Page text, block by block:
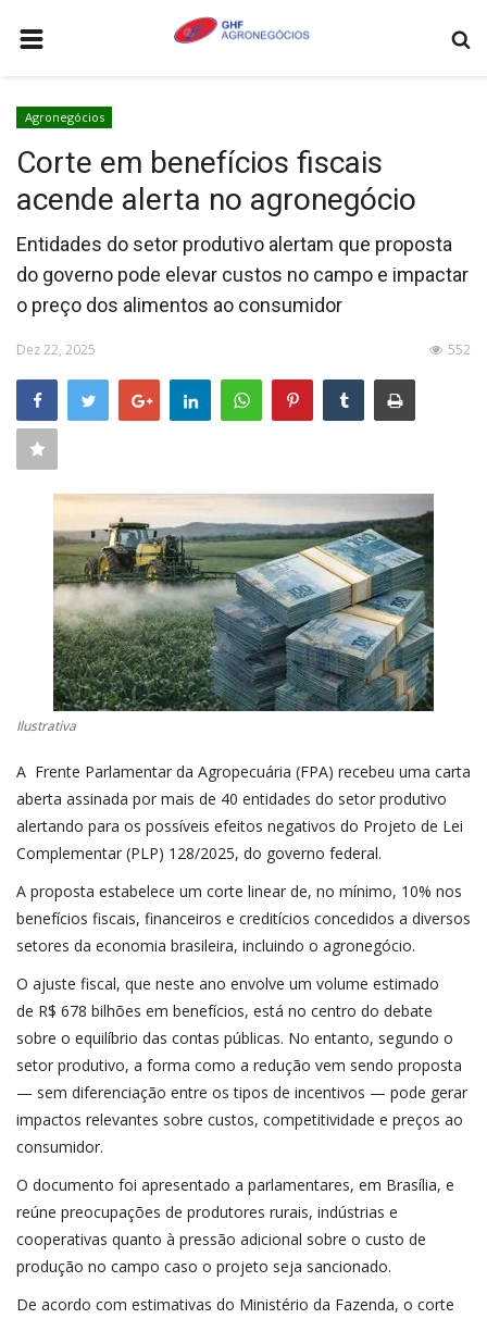
AGRONEGÓCIOS
LEILÕES
FEIRAS E EVENTOS
LOGÍSTICA
COTAÇÕES
COMO ANUNCIAR
COLUNISTA
QUEM SOMOS
CONTATO
REGISTO
Agronegócios
Corte em benefícios fiscais
acende alerta no agronegócio
Entidades do setor produtivo alertam que proposta
do governo pode elevar custos no campo e impactar
o preço dos alimentos ao consumidor
Dez 22, 2025 552
Ilustrativa
A Frente Parlamentar da Agropecuária (FPA) recebeu uma carta
aberta assinada por mais de 40 entidades do setor produtivo
alertando para os possíveis efeitos negativos do Projeto de Lei
Complementar (PLP) 128/2025, do governo federal.
A proposta estabelece um corte linear de, no mínimo, 10% nos
benefícios fiscais, financeiros e creditícios concedidos a diversos
setores da economia brasileira, incluindo o agronegócio.
O ajuste fiscal, que neste ano envolve um volume estimado
de R$ 678 bilhões em benefícios, está no centro do debate
sobre o equilíbrio das contas públicas. No entanto, segundo o
setor produtivo, a forma como a redução vem sendo proposta
— sem diferenciação entre os tipos de incentivos — pode gerar
impactos relevantes sobre custos, competitividade e preços ao
consumidor.
O documento foi apresentado a parlamentares, em Brasília, e
reúne preocupações de produtores rurais, indústrias e
cooperativas quanto à pressão adicional sobre o custo de
produção no campo caso o projeto seja sancionado.
De acordo com estimativas do Ministério da Fazenda, o corte